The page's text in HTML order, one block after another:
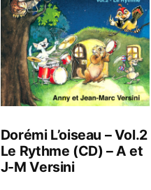
Dorémi L’oiseau – Vol.2
Le Rythme (CD) – A et
J-M Versini